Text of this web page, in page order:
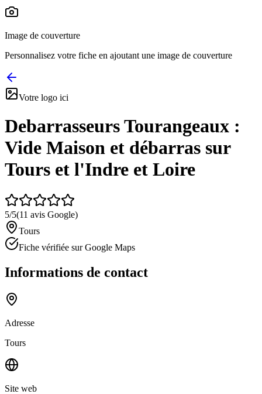
Image de couverture
Personnalisez votre fiche en ajoutant une image de couverture
Votre logo ici
Debarrasseurs Tourangeaux :
Vide Maison et débarras sur
Tours et l'Indre et Loire
5/5(11 avis Google)
Tours
Fiche vérifiée sur Google Maps
Informations de contact
Adresse
Tours
Site web